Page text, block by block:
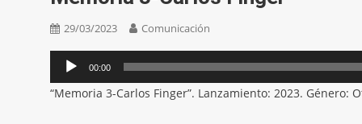
29/03/2023 Comunicación
Reproductor
de
audio
00:00
“Memoria 3-Carlos Finger”. Lanzamiento: 2023. Género: